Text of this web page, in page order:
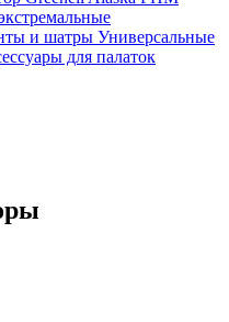
и шатры Универсальные
для палаток